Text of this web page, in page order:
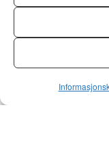
turistklasse og
men vi kan også
innført et lenge
Economy!